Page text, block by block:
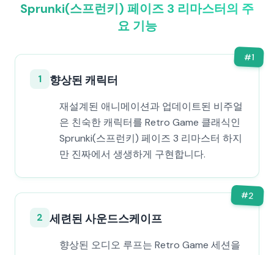
Sprunki(스프런키) 페이즈 3 리마스터의 주
요 기능
#1
1 향상된 캐릭터
재설계된 애니메이션과 업데이트된 비주얼
은 친숙한 캐릭터를 Retro Game 클래식인
Sprunki(스프런키) 페이즈 3 리마스터 하지
만 진짜에서 생생하게 구현합니다.
#2
2 세련된 사운드스케이프
향상된 오디오 루프는 Retro Game 세션을